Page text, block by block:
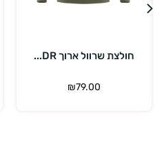
חולצת שרוול קצר DRY...
₪57.00